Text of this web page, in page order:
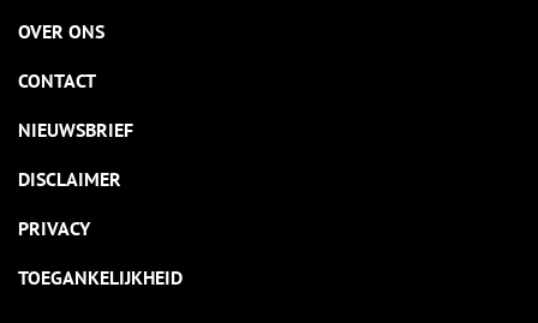
OVER ONS
CONTACT
NIEUWSBRIEF
DISCLAIMER
PRIVACY
TOEGANKELIJKHEID